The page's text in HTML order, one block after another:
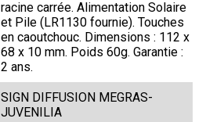
racine carrée. Alimentation Solaire
et Pile (LR1130 fournie). Touches
en caoutchouc. Dimensions : 112 x
68 x 10 mm. Poids 60g. Garantie :
2 ans.
SIGN DIFFUSION MEGRAS-
JUVENILIA